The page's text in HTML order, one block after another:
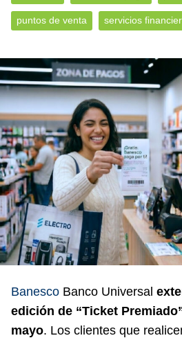
puntos de venta servicios
Banesco Banco Universal
edición de “Ticket
mayo. Los clientes que